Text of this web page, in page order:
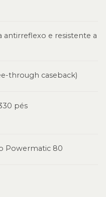
antirreflexo e resistente a
through caseback)
pés
Powermatic 80